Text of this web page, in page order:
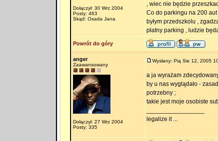
Dołączył: 30 Wrz 2004
Posty: 463
Skąd: Osada Jana
, wiec nie będzie
Co do parkingu na 200
byłym przedszkolu ,
płatny parking , ludzie
Powrót do góry
anger
Zaawansowany
Dołączył: 27 Wrz 2004
Posty: 335
Wysłany: Pią Sie 12, 2005
a ja wyrażam
by u nas wyglądało -
potrzebny ;
takie jest moje osobiste
legalize it ...